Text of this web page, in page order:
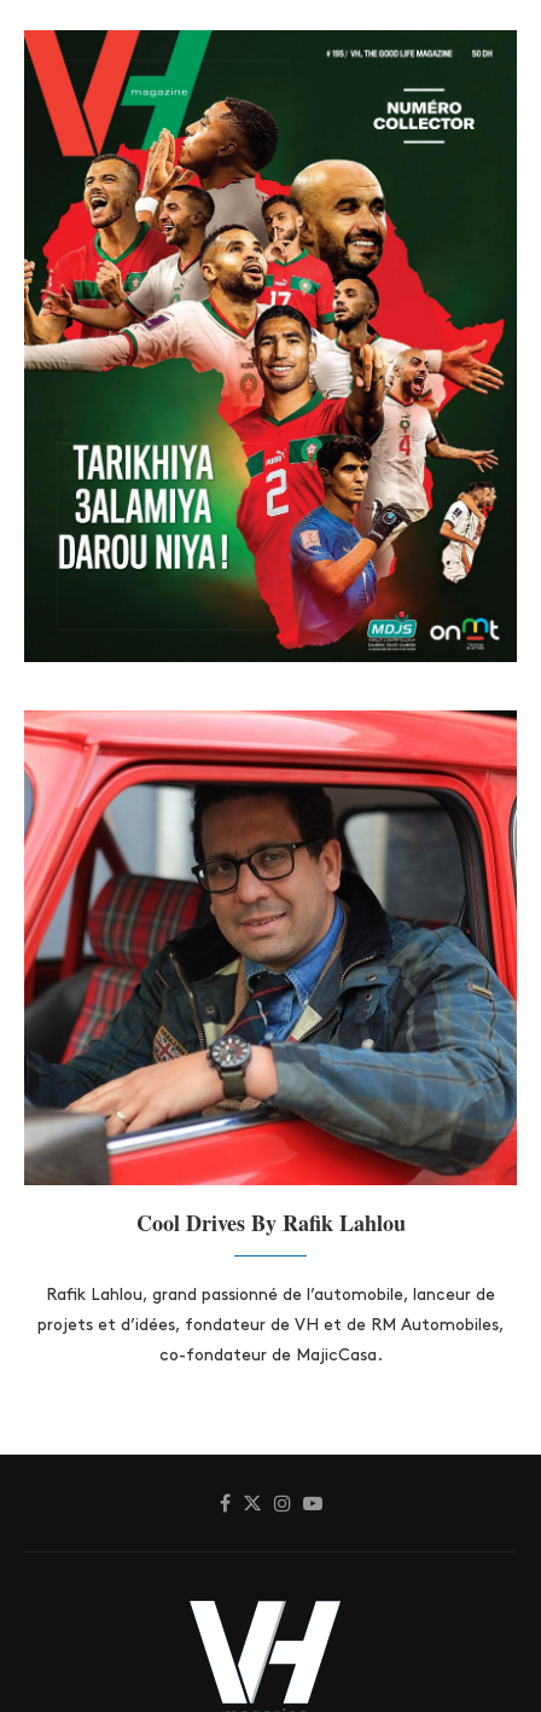
Cool Drives By Rafik Lahlou
Rafik Lahlou, grand passionné de l’automobile, lanceur de
projets et d’idées, fondateur de VH et de RM Automobiles,
co-fondateur de MajicCasa.